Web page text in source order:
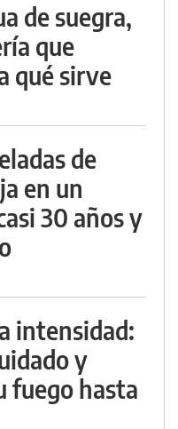
de suegra,
que
qué sirve
de
en un
30 años y
intensidad:
y
fuego hasta